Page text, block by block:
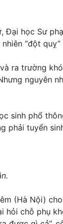
học Sư
“đột
ra trường
nguyên
sinh phổ
phải tuyển
(Hà Nội)
chỗ phụ